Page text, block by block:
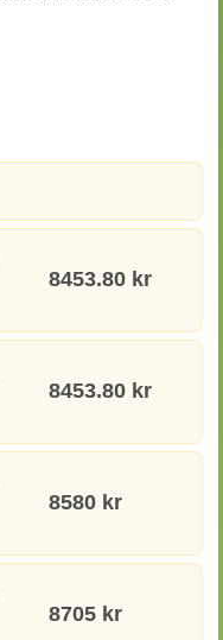
8453.80 kr
8453.80 kr
8580 kr
8705 kr